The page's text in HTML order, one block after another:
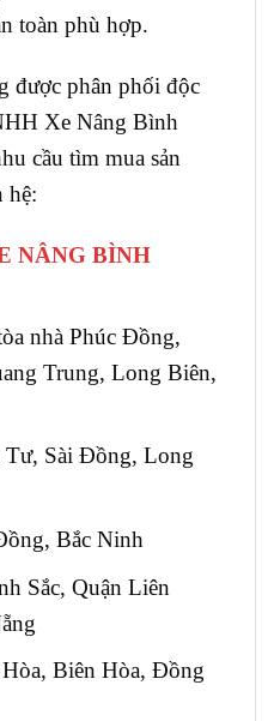
toàn phù hợp.
được phân phối độc
Xe Nâng Bình
cầu tìm mua sản
hệ:
NÂNG BÌNH
nhà Phúc Đồng,
Trung, Long Biên,
Sài Đồng, Long
Bắc Ninh
Sắc, Quận Liên
Biên Hòa, Đồng